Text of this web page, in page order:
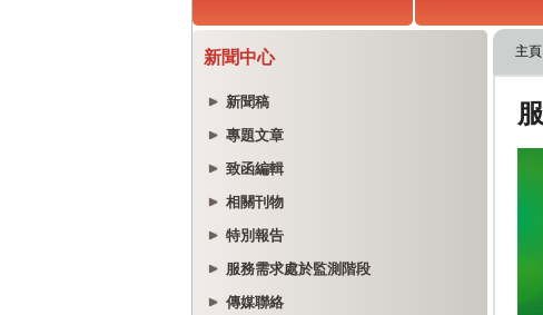
新聞中心
新聞稿
專題文章
致函編輯
相關刊物
特別報告
服務需求處於監測階段
傳媒聯絡
主頁